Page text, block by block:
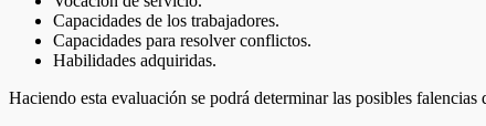
Capacidades de los trabajadores.
Capacidades para resolver conflictos.
Habilidades adquiridas.
Haciendo esta evaluación se podrá determinar las posibles